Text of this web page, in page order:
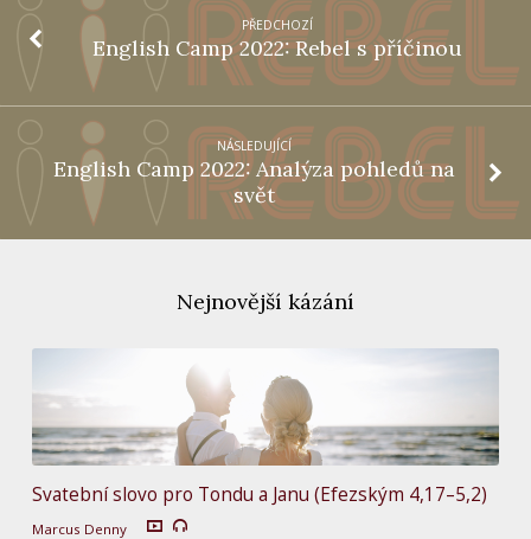
PŘEDCHOZÍ
English Camp 2022: Rebel s příčinou
NÁSLEDUJÍCÍ
English Camp 2022: Analýza pohledů na
svět
Nejnovější kázání
Svatební slovo pro Tondu a Janu (Efezským 4,17–5,2)
Marcus Denny